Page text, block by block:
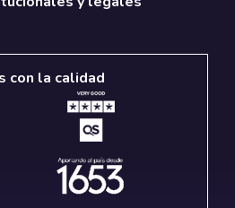
con la calidad